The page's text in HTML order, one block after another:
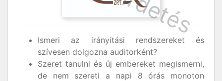
Ismeri az irányítási rendszereket és
szívesen dolgozna auditorként?
Szeret tanulni és új embereket megismerni,
de nem szereti a napi 8 órás monoton